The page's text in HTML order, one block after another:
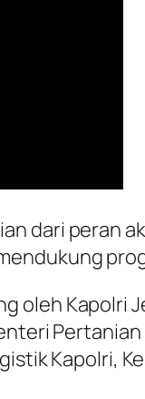
dari peran
oleh Kapolri
Kapolri,